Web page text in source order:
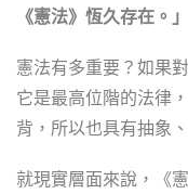
《憲法》恆久存在。」
憲法有多重要？如果
它是最高位階的法律
背，所以也具有抽象
就現實層面來說，《